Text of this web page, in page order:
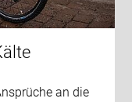
an die